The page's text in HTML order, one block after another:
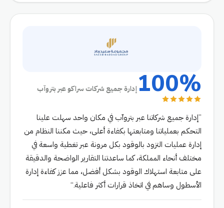
100% إدارة جميع شركات سراكو عبر بتروآب
إدارة جميع شركاتنا عبر بتروآب في مكان واحد سهلت علينا
التحكم بعملياتنا ومتابعتها بكفاءة أعلى، حيث مكننا النظام من
إدارة عمليات التزود بالوقود بكل مرونة عبر تغطية واسعة في
مختلف أنحاء المملكة، كما ساعدتنا التقارير الواضحة والدقيقة
على متابعة استهلاك الوقود بشكل أفضل، مما عزز كفاءة إدارة
الأسطول وساهم في اتخاذ قرارات أكثر فاعلية.